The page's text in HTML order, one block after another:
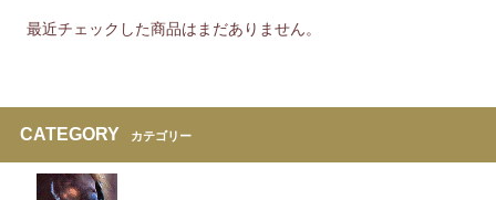
最近チェックした商品はまだありません。
CATEGORY カテゴリー